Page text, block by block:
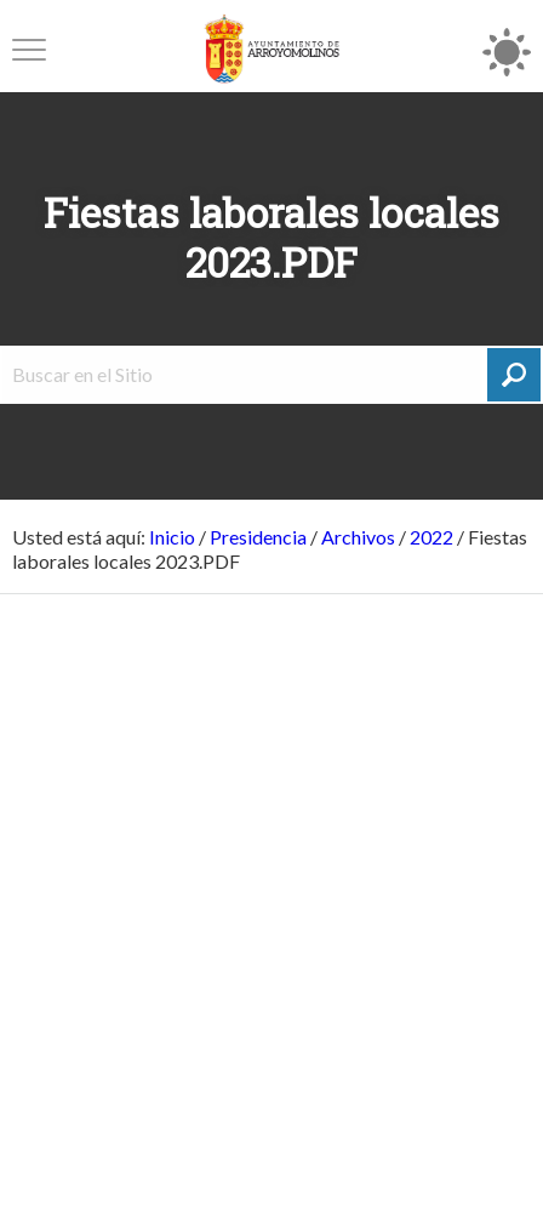
Fiestas laborales locales
2023.PDF
Usted está aquí: Inicio / Presidencia /Archivos / 2022 / Fiestas
laborales locales 2023.PDF